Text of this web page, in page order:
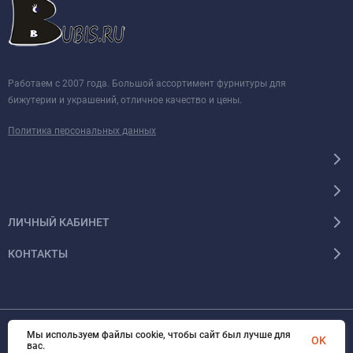
Работаем с 2007 года. Большой ассортимент фурнитуры для
бижутерии и украшений, отличное качество и цены.
Политика персональных данных
ЛИЧНЫЙ КАБИНЕТ
КОНТАКТЫ
© 2026 BUBIS.RU Все права защищены
Мы используем файлы cookie, чтобы сайт был лучше для
вас.
OK